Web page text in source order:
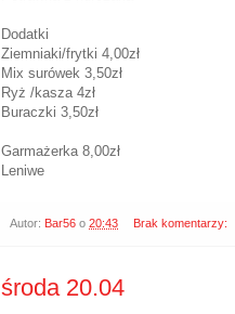
Dodatki
Ziemniaki/frytki 4,00zł
Mix surówek 3,50zł
Ryż /kasza 4zł
Buraczki 3,50zł
Garmażerka 8,00zł
Leniwe
Autor: Bar56 o 20:43 Brak komentarzy:
środa 20.04